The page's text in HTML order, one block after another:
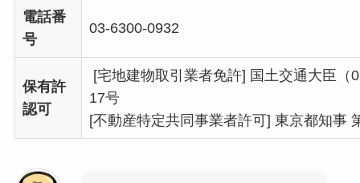
電話番
号
03-6300-0932
保有許
認可
[宅地建物取引業者免許] 国土交通大臣（
17号
[不動産特定共同事業者許可] 東京都知事